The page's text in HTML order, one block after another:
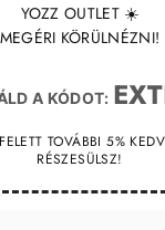
YOZZ OUTLET ☀️
MEGÉRI KÖRÜLNÉZNI!
A KÓDOT:
TOVÁBBI 5%
RÉSZESÜLSZ!